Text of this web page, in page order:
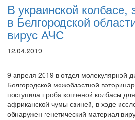
В украинской колбасе,
в Белгородской
вирус АЧС
12.04.2019
9 апреля 2019 в отдел молекулярной
Белгородской межобластной
поступила проба копченой колбасы
африканской чумы свиней, в ходе
обнаружен генетический материал